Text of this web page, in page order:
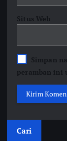
Situs Web
Simpan
peramban ini
Cari